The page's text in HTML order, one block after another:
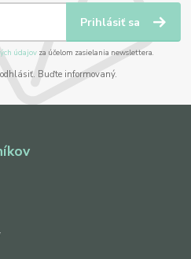
Prihlásiť sa
údajov za účelom zasielania newslettera.
odhlásiť. Buďte informovaný.